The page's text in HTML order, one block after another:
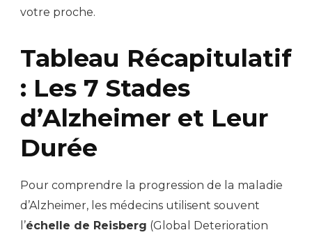
votre proche.
Tableau Récapitulatif
: Les 7 Stades
d’Alzheimer et Leur
Durée
Pour comprendre la progression de la maladie
d’Alzheimer, les médecins utilisent souvent
l’échelle de Reisberg (Global Deterioration